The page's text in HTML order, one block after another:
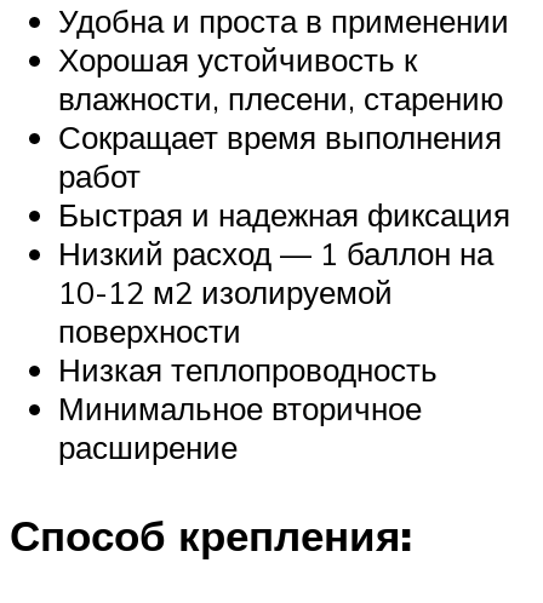
Удобна и проста в применении
Хорошая устойчивость к
влажности, плесени, старению
Сокращает время выполнения
работ
Быстрая и надежная фиксация
Низкий расход — 1 баллон на
10-12 м2 изолируемой
поверхности
Низкая теплопроводность
Минимальное вторичное
расширение
Способ крепления: